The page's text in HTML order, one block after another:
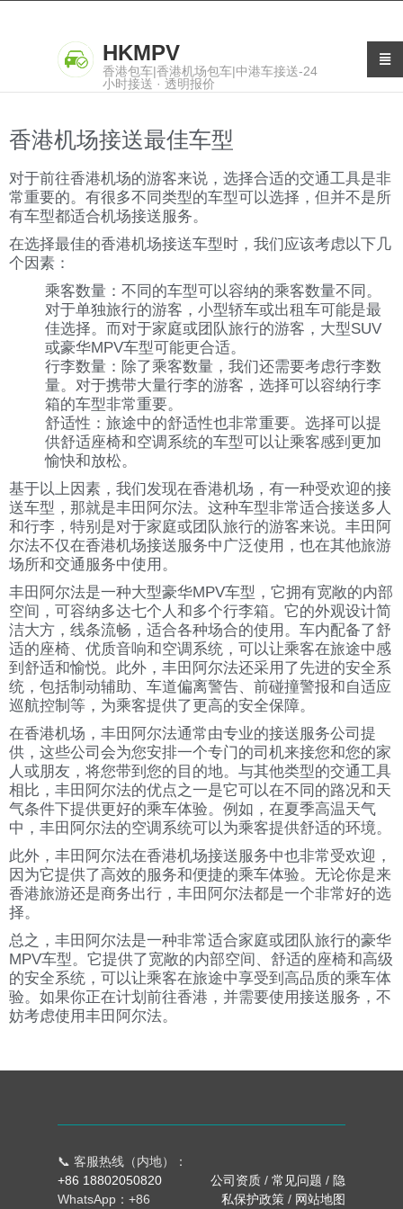
HKMPV
香港包车|香港机场包车|中港车接送-24
小时接送 · 透明报价
香港机场接送最佳车型
对于前往香港机场的游客来说，选择合适的交通工具是非
常重要的。有很多不同类型的车型可以选择，但并不是所
有车型都适合机场接送服务。
在选择最佳的香港机场接送车型时，我们应该考虑以下几
个因素：
乘客数量：不同的车型可以容纳的乘客数量不同。
对于单独旅行的游客，小型轿车或出租车可能是最
佳选择。而对于家庭或团队旅行的游客，大型SUV
或豪华MPV车型可能更合适。
行李数量：除了乘客数量，我们还需要考虑行李数
量。对于携带大量行李的游客，选择可以容纳行李
箱的车型非常重要。
舒适性：旅途中的舒适性也非常重要。选择可以提
供舒适座椅和空调系统的车型可以让乘客感到更加
愉快和放松。
基于以上因素，我们发现在香港机场，有一种受欢迎的接
送车型，那就是丰田阿尔法。这种车型非常适合接送多人
和行李，特别是对于家庭或团队旅行的游客来说。丰田阿
尔法不仅在香港机场接送服务中广泛使用，也在其他旅游
场所和交通服务中使用。
丰田阿尔法是一种大型豪华MPV车型，它拥有宽敞的内部
空间，可容纳多达七个人和多个行李箱。它的外观设计简
洁大方，线条流畅，适合各种场合的使用。车内配备了舒
适的座椅、优质音响和空调系统，可以让乘客在旅途中感
到舒适和愉悦。此外，丰田阿尔法还采用了先进的安全系
统，包括制动辅助、车道偏离警告、前碰撞警报和自适应
巡航控制等，为乘客提供了更高的安全保障。
在香港机场，丰田阿尔法通常由专业的接送服务公司提
供，这些公司会为您安排一个专门的司机来接您和您的家
人或朋友，将您带到您的目的地。与其他类型的交通工具
相比，丰田阿尔法的优点之一是它可以在不同的路况和天
气条件下提供更好的乘车体验。例如，在夏季高温天气
中，丰田阿尔法的空调系统可以为乘客提供舒适的环境。
此外，丰田阿尔法在香港机场接送服务中也非常受欢迎，
因为它提供了高效的服务和便捷的乘车体验。无论你是来
香港旅游还是商务出行，丰田阿尔法都是一个非常好的选
择。
总之，丰田阿尔法是一种非常适合家庭或团队旅行的豪华
MPV车型。它提供了宽敞的内部空间、舒适的座椅和高级
的安全系统，可以让乘客在旅途中享受到高品质的乘车体
验。如果你正在计划前往香港，并需要使用接送服务，不
妨考虑使用丰田阿尔法。
📞 客服热线（内地）：
+86 18802050820
WhatsApp：+86
公司资质 / 常见问题 / 隐
私保护政策 / 网站地图